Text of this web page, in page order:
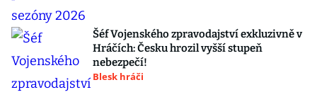
Šéf Vojenského zpravodajství exkluzivně v
Hráčích: Česku hrozil vyšší stupeň
nebezpečí!
Blesk hráči